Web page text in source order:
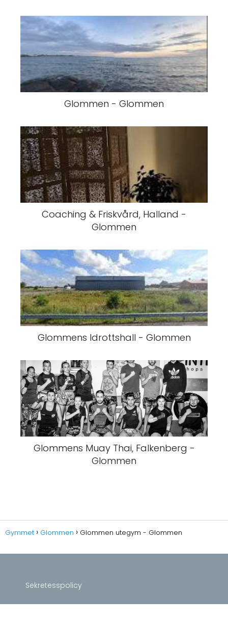
Glommen - Glommen
Coaching & Friskvård, Halland -
Glommen
Glommens Idrottshall - Glommen
Glommens Muay Thai, Falkenberg -
Glommen
Gymmet Glommen Glommen utegym - Glommen
Sekretesspolicy